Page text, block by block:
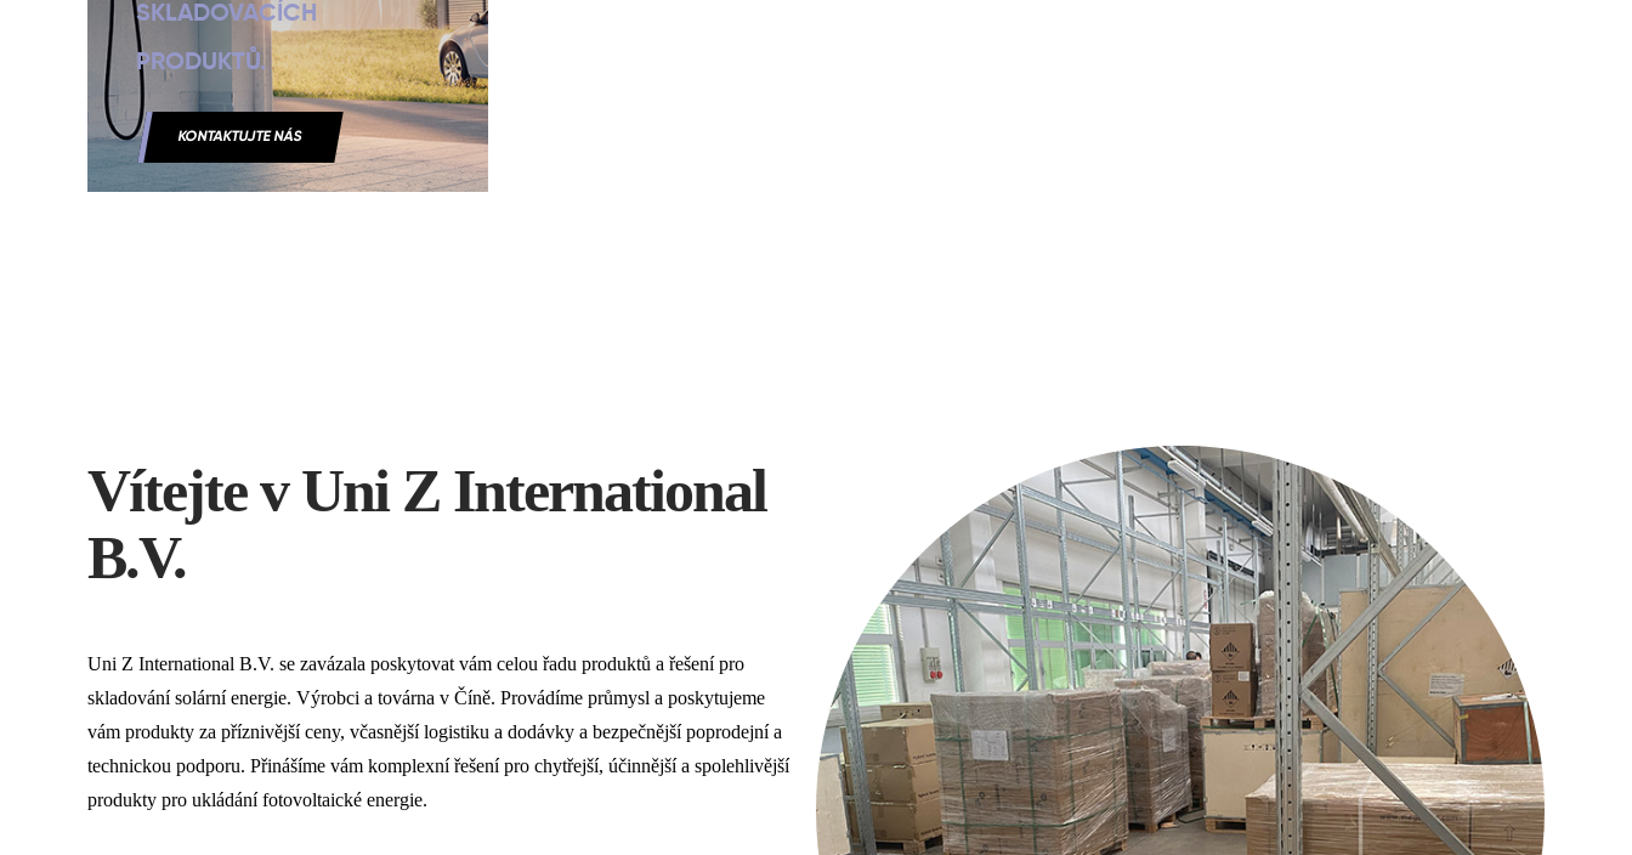
SKLADOVACÍCH
PRODUKTŮ.
KONTAKTUJTE NÁS
Vítejte v Uni Z International
B.V.
Uni Z International B.V. se zavázala poskytovat vám celou řadu produktů a řešení pro
skladování solární energie. Výrobci a továrna v Číně. Provádíme průmysl a poskytujeme
vám produkty za příznivější ceny, včasnější logistiku a dodávky a bezpečnější poprodejní a
technickou podporu. Přinášíme vám komplexní řešení pro chytřejší, účinnější a spolehlivější
produkty pro ukládání fotovoltaické energie.